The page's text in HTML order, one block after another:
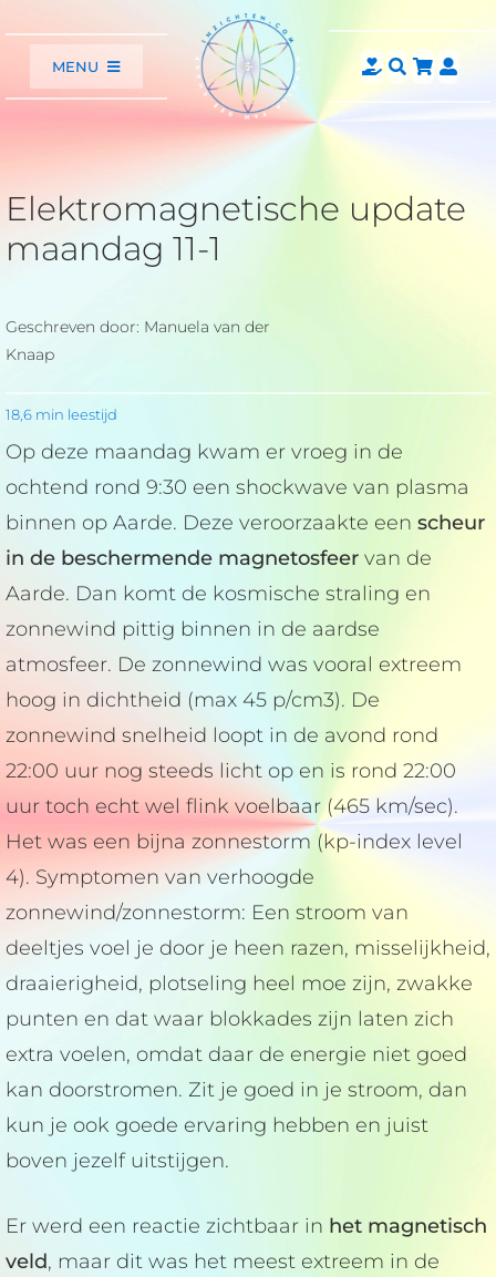
inhoud
MENU
Home
Astrologie
Artikelen
Agenda
Over
Contact
Elektromagnetische update
maandag 11-1
Geschreven door: Manuela van der
Knaap
18,6 min leestijd
Op deze maandag kwam er vroeg in de
ochtend rond 9:30 een shockwave van plasma
binnen op Aarde. Deze veroorzaakte een scheur
in de beschermende magnetosfeervan de
Aarde. Dan komt de kosmische straling en
zonnewind pittig binnen in de aardse
atmosfeer. De zonnewind was vooral extreem
hoog in dichtheid (max 45 p/cm3). De
zonnewind snelheid loopt in de avond rond
22:00 uur nog steeds licht op en is rond 22:00
uur toch echt wel flink voelbaar (465 km/sec).
Het was een bijna zonnestorm (kp-index level
4). Symptomen van verhoogde
zonnewind/zonnestorm: Een stroom van
deeltjes voel je door je heen razen, misselijkheid,
draaierigheid, plotseling heel moe zijn, zwakke
punten en dat waar blokkades zijn laten zich
extra voelen, omdat daar de energie niet goed
kan doorstromen. Zit je goed in je stroom, dan
kun je ook goede ervaring hebben en juist
boven jezelf uitstijgen.
Er werd een reactie zichtbaar in het magnetisch
veld, maar dit was het meest extreem in de